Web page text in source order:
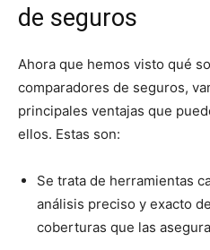
de seguros
Ahora que hemos visto qué
comparadores de seguros,
principales ventajas que
ellos. Estas son:
Se trata de herramientas
análisis preciso y exacto
coberturas que las